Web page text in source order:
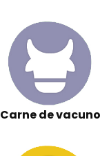
Carne de vacuno